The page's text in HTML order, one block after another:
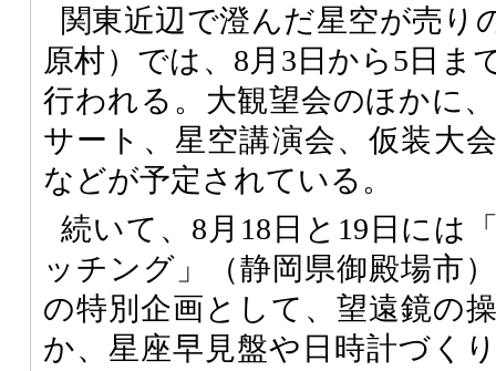
関東近辺で澄んだ星空が売り
原村）では、8月3日から5日ま
行われる。大観望会のほかに
サート、星空講演会、仮装大
などが予定されている。
続いて、8月18日と19日には
ッチング」（静岡県御殿場市
の特別企画として、望遠鏡の
か、星座早見盤や日時計づく